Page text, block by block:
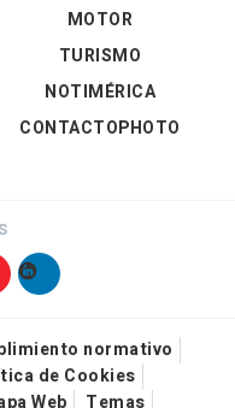
MOTOR
TURISMO
NOTIMÉRICA
CONTACTOPHOTO
normativo
de Cookies
Web Temas